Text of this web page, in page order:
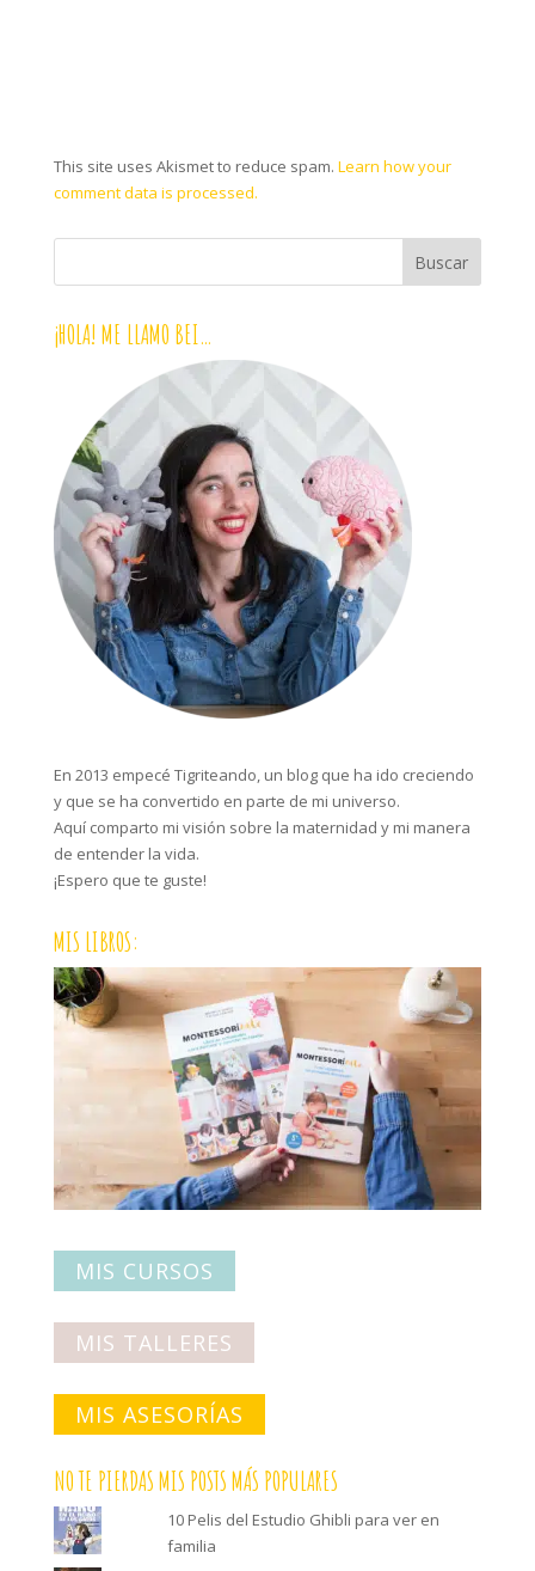
This site uses Akismet to reduce spam. Learn how your
comment data is processed.
¡HOLA! ME LLAMO BEI…
En 2013 empecé Tigriteando, un blog que ha ido creciendo
y que se ha convertido en parte de mi universo.
Aquí comparto mi visión sobre la maternidad y mi manera
de entender la vida.
¡Espero que te guste!
MIS LIBROS:
MIS CURSOS
MIS TALLERES
MIS ASESORÍAS
NO TE PIERDAS MIS POSTS MÁS POPULARES
10 Pelis del Estudio Ghibli para ver en
familia